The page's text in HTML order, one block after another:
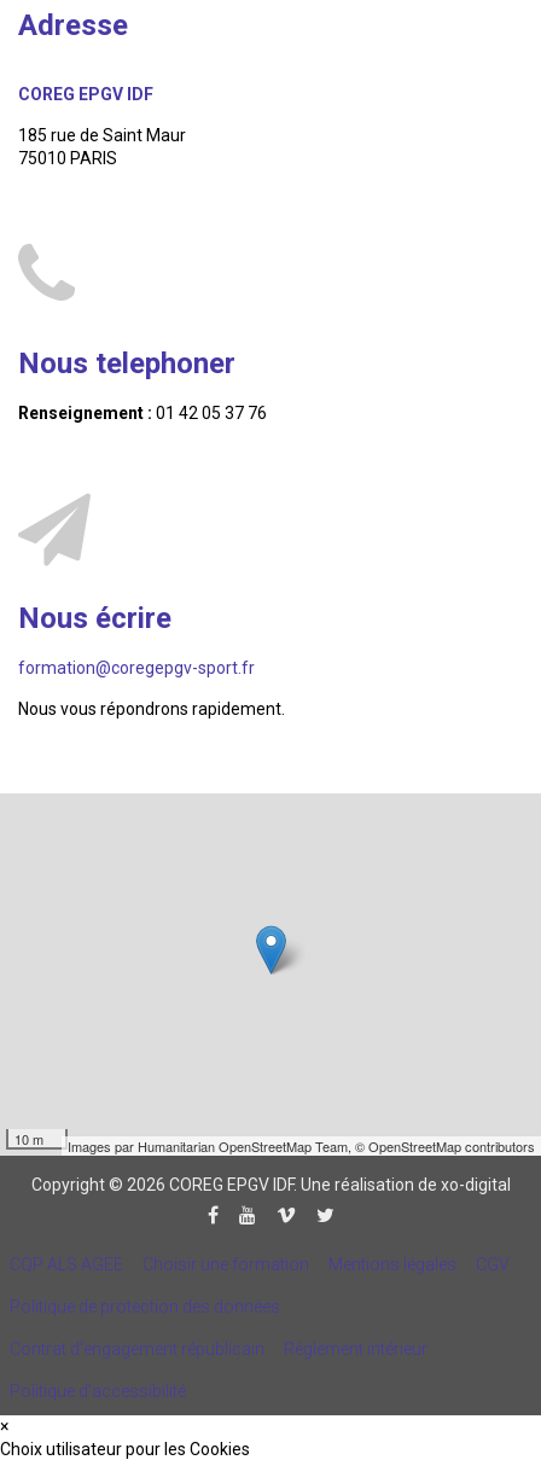
Adresse
COREG EPGV IDF
185 rue de Saint Maur
75010 PARIS
Nous telephoner
Renseignement : 01 42 05 37 76
Nous écrire
formation@coregepgv-sport.fr
Nous vous répondrons rapidement.
10 m Images par Humanitarian OpenStreetMap Team, © OpenStreetMap contributors
Copyright © 2026 COREG EPGV IDF. Une réalisation de xo-digital
CQP ALS AGEE Choisir une formation Mentions légales CGV
Politique de protection des données
Contrat d'engagement républicain Règlement intérieur
Politique d’accessibilité
×
Choix utilisateur pour les Cookies